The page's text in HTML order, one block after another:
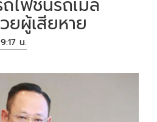
ผู้เสียหาย
น.